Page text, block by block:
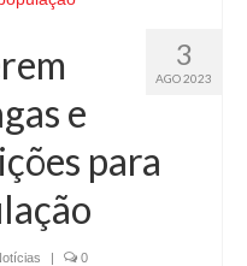
3
AGO 2023
e
para
| 0